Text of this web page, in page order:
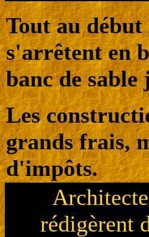
Tout au
s'arrêtent en
banc de sable
Les
grands frais,
d'impôts.
rédigèrent